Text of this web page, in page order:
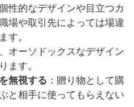
個性的なデザインや目立つカ
場や取引先によっては場違
す。
オーソドックスなデザイン
ます。
無視する ：贈り物として購
と相手に使ってもらえない